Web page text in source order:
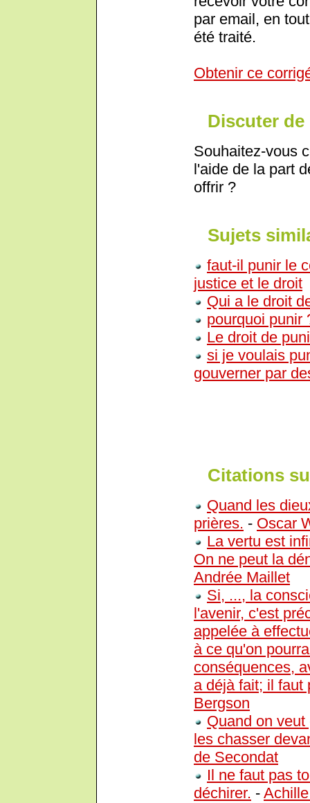
par email, en
été traité.
Obtenir ce
Discuter de
Souhaitez-vous
l'aide de la part
offrir ?
Sujets
faut-il punir le
justice et le droit
Qui a le droit
pourquoi punir
Le droit de
si je voulais
gouverner par
Citations
Quand les
prières. - Oscar
La vertu est
On ne peut la
Andrée Maillet
Si, ..., la
l'avenir, c'est
appelée à
à ce qu'on
conséquences,
a déjà fait; il faut
Bergson
Quand on
les chasser
de Secondat
Il ne faut pas
déchirer. -